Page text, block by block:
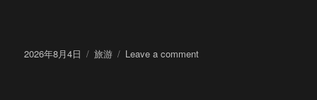
Posted
2026年8月4日 Categories
旅游 Leave a commenton